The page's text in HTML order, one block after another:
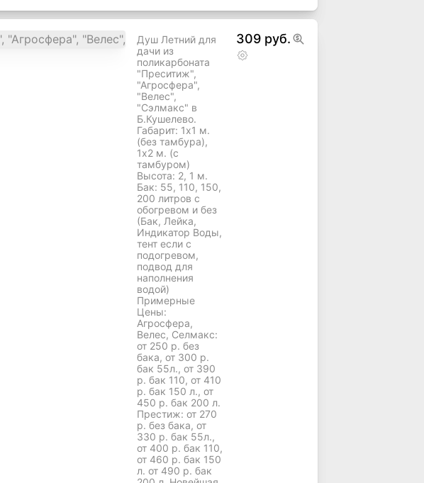
Душ Летний для
дачи из
поликарбоната
"Преситиж",
"Агросфера",
"Велес",
"Сэлмакс" в
Б.Кушелево.
Габарит: 1х1 м.
(без тамбура),
1х2 м. (с
тамбуром)
Высота: 2, 1 м.
Бак: 55, 110, 150,
200 литров с
обогревом и без
(Бак, Лейка,
Индикатор Воды,
тент если с
подогревом,
подвод для
наполнения
водой)
Примерные
Цены:
Агросфера,
Велес, Селмакс:
от 250 р. без
бака, от 300 р.
бак 55л., от 390
р. бак 110, от 410
р. бак 150 л., от
450 р. бак 200 л.
Престиж: от 270
р. без бака, от
330 р. бак 55л.,
от 400 р. бак 110,
от 460 р. бак 150
л. от 490 р. бак
309 руб.